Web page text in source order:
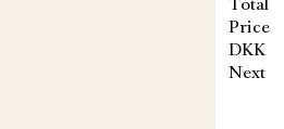
Price
DKK
Next